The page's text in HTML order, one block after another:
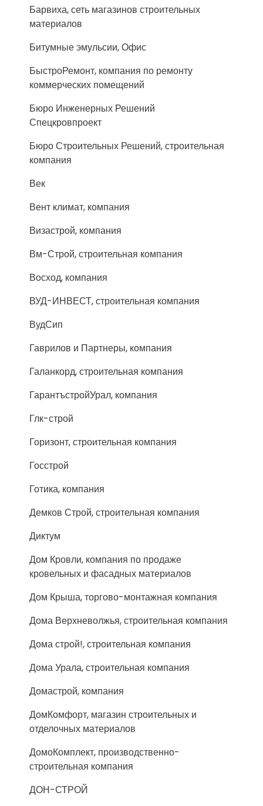
Барвиха, сеть магазинов строительных
материалов
Битумные эмульсии, Офис
БыстроРемонт, компания по ремонту
коммерческих помещений
Бюро Инженерных Решений
Спецкровпроект
Бюро Строительных Решений, строительная
компания
Век
Вент климат, компания
Визастрой, компания
Вм-Строй, строительная компания
Восход, компания
ВУД-ИНВЕСТ, строительная компания
ВудСип
Гаврилов и Партнеры, компания
Галанкорд, строительная компания
ГарантъстройУрал, компания
Глк-строй
Горизонт, строительная компания
Госстрой
Готика, компания
Демков Строй, строительная компания
Диктум
Дом Кровли, компания по продаже
кровельных и фасадных материалов
Дом Крыша, торгово-монтажная компания
Дома Верхневолжья, строительная компания
Дома строй!, строительная компания
Дома Урала, строительная компания
Домастрой, компания
ДомКомфорт, магазин строительных и
отделочных материалов
ДомоКомплект, производственно-
строительная компания
ДОН-СТРОЙ